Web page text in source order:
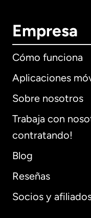
Empresa
Cómo funciona
Aplicaciones
Sobre nosotros
Trabaja con
contratando!
Blog
Reseñas
Socios y